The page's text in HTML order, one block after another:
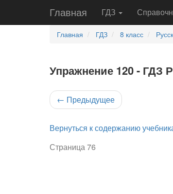
Главная ГДЗ
Главная ГДЗ 8 класс
Упражнение 120 - ГДЗ
← Предыдущее
Вернуться к содержанию
Страница 76